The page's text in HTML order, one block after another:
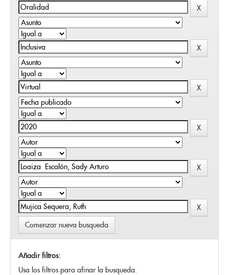
Comenzar nueva busqueda
Añadir filtros:
Usa los filtros para afinar la busqueda.